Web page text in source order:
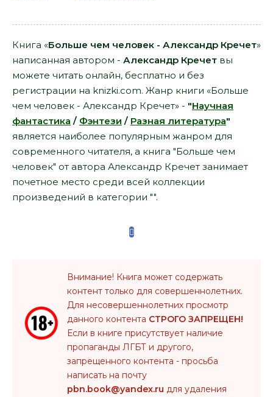
Книга «Больше чем человек - Александр Кречет»
написанная автором - Александр Кречет вы
можете читать онлайн, бесплатно и без
регистрации на knizki.com. Жанр книги «Больше
чем человек - Александр Кречет» - "Научная
фантастика / Фэнтези / Разная литература"
является наиболее популярным жанром для
современного читателя, а книга "Больше чем
человек" от автора Александр Кречет занимает
почетное место среди всей коллекции
произведений в категории "".
Внимание! Книга может содержать
контент только для совершеннолетних.
Для несовершеннолетних просмотр
данного контента СТРОГО ЗАПРЕЩЕН!
Если в книге присутствует наличие
пропаганды ЛГБТ и другого,
запрещенного контента - просьба
написать на почту
pbn.book@yandex.ru для удаления